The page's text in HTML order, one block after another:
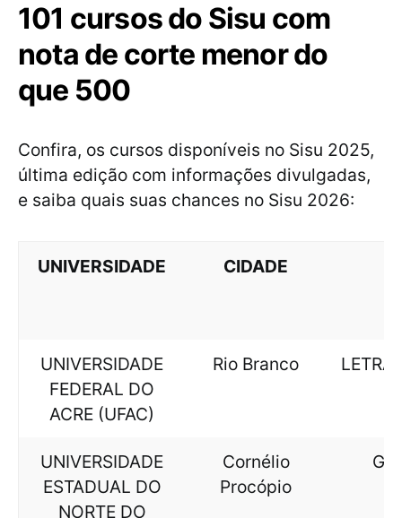
101 cursos do Sisu com
nota de corte menor do
que 500
Confira, os cursos disponíveis no Sisu 2025,
última edição com informações divulgadas,
e saiba quais suas chances no Sisu 2026:
UNIVERSIDADE CIDADE
UNIVERSIDADE
FEDERAL DO
ACRE (UFAC)
Rio Branco
UNIVERSIDADE
ESTADUAL DO
NORTE DO
Cornélio
Procópio